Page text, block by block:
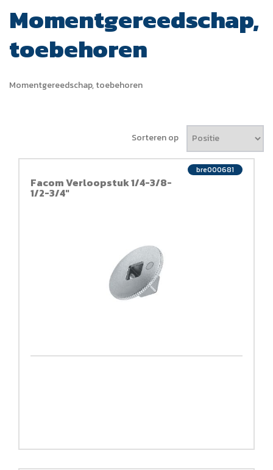
Momentgereedschap,
toebehoren
Momentgereedschap, toebehoren
Sorteren op
Facom Verloopstuk 1/4-3/8-
1/2-3/4"
bre000681